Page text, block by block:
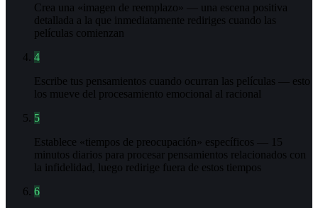
Crea una «imagen de reemplazo» — una escena positiva
detallada a la que inmediatamente rediriges cuando las
películas comienzan
4
Escribe tus pensamientos cuando ocurran las películas — esto
los mueve del procesamiento emocional al racional
5
Establece «tiempos de preocupación» específicos — 15
minutos diarios para procesar pensamientos relacionados con
la infidelidad, luego redirige fuera de estos tiempos
6